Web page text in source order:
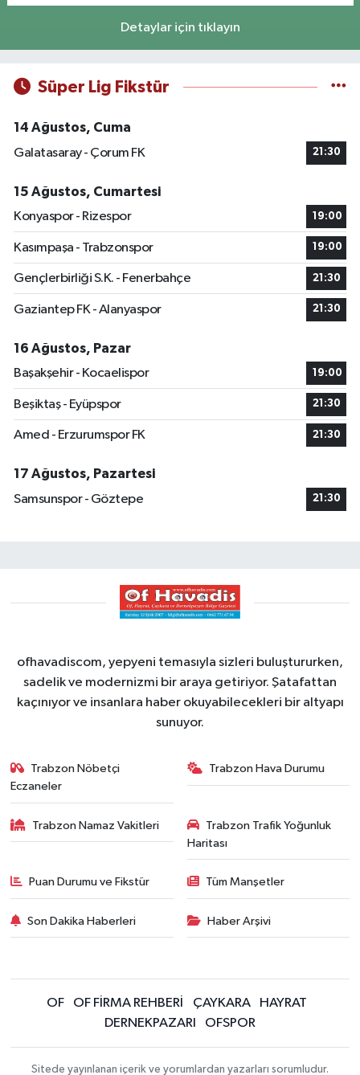
Detaylar için tıklayın
Süper Lig Fikstür
14 Ağustos, Cuma
Galatasaray - Çorum FK
21:30
15 Ağustos, Cumartesi
Konyaspor - Rizespor
19:00
Kasımpaşa - Trabzonspor 19:00
Gençlerbirliği S.K. - Fenerbahçe 21:30
Gaziantep FK - Alanyaspor 21:30
16 Ağustos, Pazar
Başakşehir - Kocaelispor
19:00
Beşiktaş - Eyüpspor 21:30
Amed - Erzurumspor FK 21:30
17 Ağustos, Pazartesi
Samsunspor - Göztepe
21:30
ofhavadiscom, yepyeni temasıyla sizleri buluştururken,
sadelik ve modernizmi bir araya getiriyor. Şatafattan
kaçınıyor ve insanlara haber okuyabilecekleri bir altyapı
sunuyor.
Trabzon Nöbetçi
Eczaneler
Trabzon Hava Durumu
Trabzon Namaz Vakitleri
Trabzon Trafik Yoğunluk
Haritası
Puan Durumu ve Fikstür Tüm Manşetler
Son Dakika Haberleri Haber Arşivi
OF OF FİRMA REHBERİ ÇAYKARA
HAYRAT
DERNEKPAZARI
OFSPOR
Sitede yayınlanan içerik ve yorumlardan yazarları sorumludur.